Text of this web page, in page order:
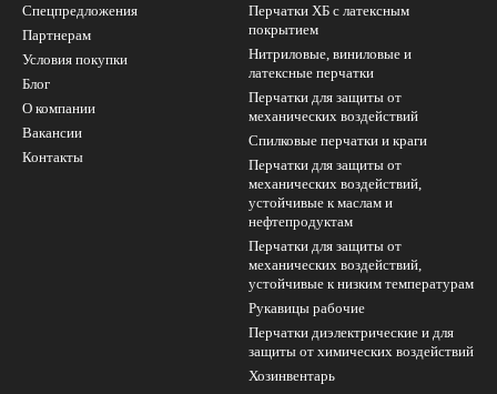
Спецпредложения
Партнерам
Условия покупки
Блог
О компании
Вакансии
Контакты
Перчатки ХБ с латексным
покрытием
Нитриловые, виниловые и
латексные перчатки
Перчатки для защиты от
механических воздействий
Cпилковые перчатки и краги
Перчатки для защиты от
механических воздействий,
устойчивые к маслам и
нефтепродуктам
Перчатки для защиты от
механических воздействий,
устойчивые к низким температурам
Рукавицы рабочие
Перчатки диэлектрические и для
защиты от химических воздействий
Хозинвентарь